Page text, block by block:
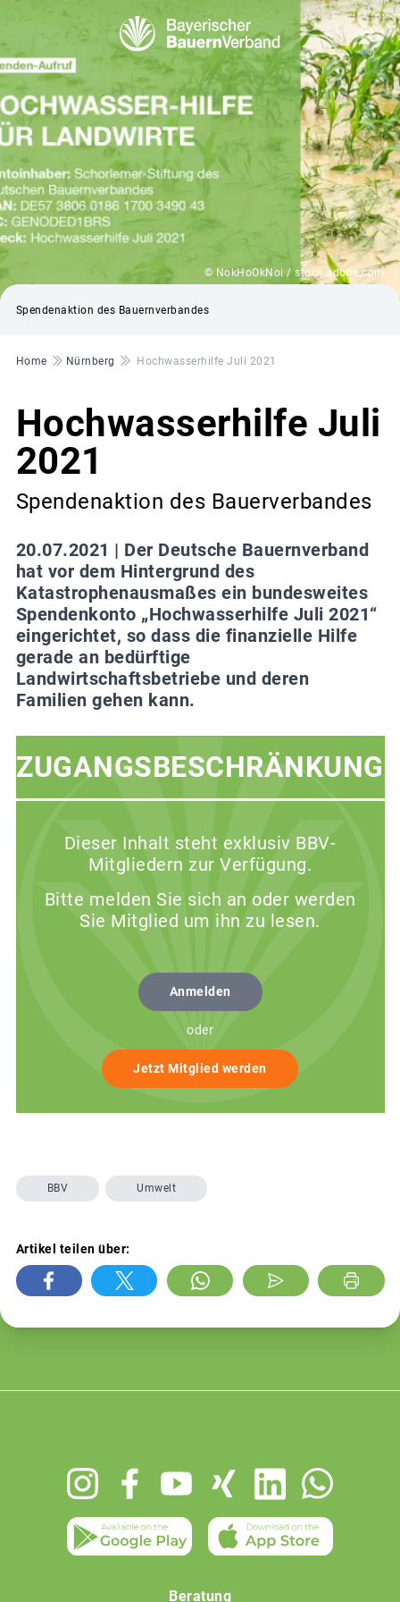
© NokHoOkNoi / stock.adobe.com
Spendenaktion des Bauernverbandes
Pfadnavigation
Home Nürnberg Hochwasserhilfe Juli 2021
Hochwasserhilfe Juli
2021
Spendenaktion des Bauerverbandes
20.07.2021 | Der Deutsche Bauernverband
hat vor dem Hintergrund des
Katastrophenausmaßes ein bundesweites
Spendenkonto „Hochwasserhilfe Juli 2021“
eingerichtet, so dass die finanzielle Hilfe
gerade an bedürftige
Landwirtschaftsbetriebe und deren
Familien gehen kann.
ZUGANGSBESCHRÄNKUNG
Dieser Inhalt steht exklusiv BBV-
Mitgliedern zur Verfügung.
Bitte melden Sie sich an oder werden
Sie Mitglied um ihn zu lesen.
Anmelden
oder
Jetzt Mitglied werden
BBV Umwelt
Artikel teilen über:
Beratung